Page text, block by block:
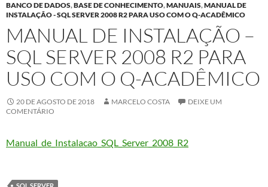
BANCO DE DADOS,BASE DE CONHECIMENTO,MANUAIS,MANUAL DE
INSTALAÇÃO - SQL SERVER 2008 R2 PARA USO COM O Q-ACADÊMICO
MANUAL DE INSTALAÇÃO –
SQL SERVER 2008 R2 PARA
USO COM O Q-ACADÊMICO
20 DE AGOSTO DE 2018 MARCELO COSTA
DEIXE UM
COMENTÁRIO
Manual_de_Instalacao_SQL_Server_2008_R2